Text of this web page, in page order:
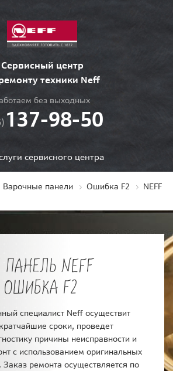
Сервисный центр
техники Neff
без выходных
137-98-50
сервисного центра
Варочные панели Ошибка F2
NEFF
NEFF
ОШИБКА F2
специалист Neff осуществит
сроки, проведет
причины неисправности и
с использованием оригинальных
ремонта осуществляется по